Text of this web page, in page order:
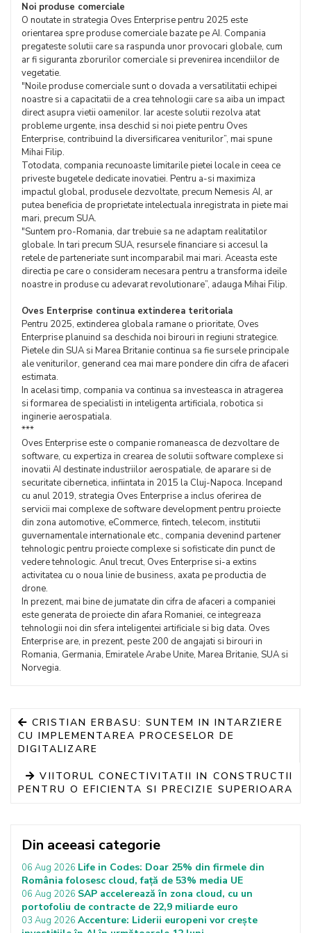
Noi produse comerciale
O noutate in strategia Oves Enterprise pentru 2025 este
orientarea spre produse comerciale bazate pe AI. Compania
pregateste solutii care sa raspunda unor provocari globale, cum
ar fi siguranta zborurilor comerciale si prevenirea incendiilor de
vegetatie.
"Noile produse comerciale sunt o dovada a versatilitatii echipei
noastre si a capacitatii de a crea tehnologii care sa aiba un impact
direct asupra vietii oamenilor. Iar aceste solutii rezolva atat
probleme urgente, insa deschid si noi piete pentru Oves
Enterprise, contribuind la diversificarea veniturilor”, mai spune
Mihai Filip.
Totodata, compania recunoaste limitarile pietei locale in ceea ce
priveste bugetele dedicate inovatiei. Pentru a-si maximiza
impactul global, produsele dezvoltate, precum Nemesis AI, ar
putea beneficia de proprietate intelectuala inregistrata in piete mai
mari, precum SUA.
"Suntem pro-Romania, dar trebuie sa ne adaptam realitatilor
globale. In tari precum SUA, resursele financiare si accesul la
retele de parteneriate sunt incomparabil mai mari. Aceasta este
directia pe care o consideram necesara pentru a transforma ideile
noastre in produse cu adevarat revolutionare”, adauga Mihai Filip.
Oves Enterprise continua extinderea teritoriala
Pentru 2025, extinderea globala ramane o prioritate, Oves
Enterprise planuind sa deschida noi birouri in regiuni strategice.
Pietele din SUA si Marea Britanie continua sa fie sursele principale
ale veniturilor, generand cea mai mare pondere din cifra de afaceri
estimata.
In acelasi timp, compania va continua sa investeasca in atragerea
si formarea de specialisti in inteligenta artificiala, robotica si
inginerie aerospatiala.
***
Oves Enterprise este o companie romaneasca de dezvoltare de
software, cu expertiza in crearea de solutii software complexe si
inovatii AI destinate industriilor aerospatiale, de aparare si de
securitate cibernetica, infiintata in 2015 la Cluj-Napoca. Incepand
cu anul 2019, strategia Oves Enterprise a inclus oferirea de
servicii mai complexe de software development pentru proiecte
din zona automotive, eCommerce, fintech, telecom, institutii
guvernamentale internationale etc., compania devenind partener
tehnologic pentru proiecte complexe si sofisticate din punct de
vedere tehnologic. Anul trecut, Oves Enterprise si-a extins
activitatea cu o noua linie de business, axata pe productia de
drone.
In prezent, mai bine de jumatate din cifra de afaceri a companiei
este generata de proiecte din afara Romaniei, ce integreaza
tehnologii noi din sfera inteligentei artificiale si big data. Oves
Enterprise are, in prezent, peste 200 de angajati si birouri in
Romania, Germania, Emiratele Arabe Unite, Marea Britanie, SUA si
Norvegia.
CRISTIAN ERBASU: SUNTEM IN INTARZIERE
CU IMPLEMENTAREA PROCESELOR DE
DIGITALIZARE
VIITORUL CONECTIVITATII IN CONSTRUCTII
PENTRU O EFICIENTA SI PRECIZIE SUPERIOARA
Din aceeasi categorie
06 Aug 2026 Life in Codes: Doar 25% din firmele din
România folosesc cloud, față de 53% media UE
06 Aug 2026 SAP accelerează în zona cloud, cu un
portofoliu de contracte de 22,9 miliarde euro
03 Aug 2026 Accenture: Liderii europeni vor crește